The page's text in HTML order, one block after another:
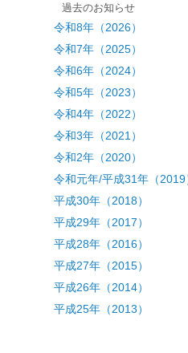
過去のお知らせ
令和8年（2026）
令和7年（2025）
令和6年（2024）
令和5年（2023）
令和4年（2022）
令和3年（2021）
令和2年（2020）
令和元年/平成31年（2019
平成30年（2018）
平成29年（2017）
平成28年（2016）
平成27年（2015）
平成26年（2014）
平成25年（2013）